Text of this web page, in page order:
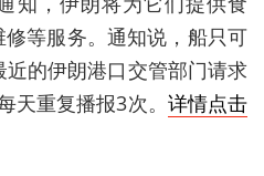
等服务。通知说，船只可
的伊朗港口交管部门请求
天重复播报3次。 详情点击